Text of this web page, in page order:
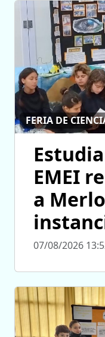
FERIA DE
EMEI
a
07/08/2026